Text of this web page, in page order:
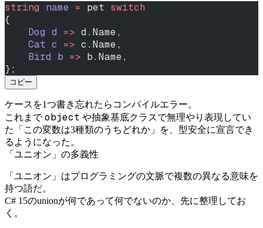
string name = pet switch
{
    Dog
d => d.Name,
    Cat
c => c.Name,
    Bird
b => b.Name,
};
コピー
ケースを1つ書き忘れたらコンパイルエラー。
これまでobject や抽象基底クラスで無理やり表現してい
た「この変数は3種類のうちどれか」を、型安全に宣言でき
るようになった。
「ユニオン」の多義性
「ユニオン」はプログラミングの文脈で複数の異なる意味を
持つ語だ。
C# 15のunionが何であって何でないのか、先に整理してお
く。